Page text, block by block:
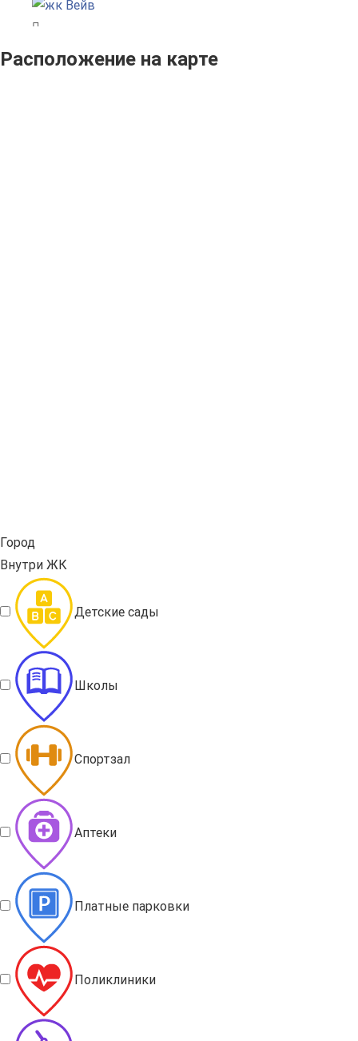
Расположение на карте
Город
Внутри ЖК
Детские сады
Школы
Спортзал
Аптеки
Платные парковки
Поликлиники